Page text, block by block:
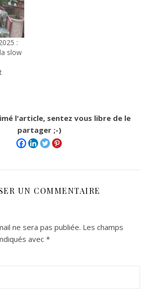
:
slow
l'article, sentez vous libre de le
partager ;-)
UN COMMENTAIRE
ne sera pas publiée. Les champs
avec *